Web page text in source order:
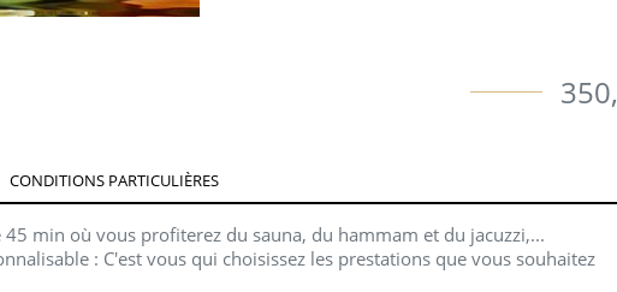
CONDITIONS PARTICULIÈRES
min où vous profiterez du sauna, du hammam et du jacuzzi,...
: C'est vous qui choisissez les prestations que vous souhaitez